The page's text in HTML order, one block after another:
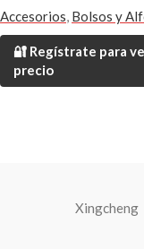
Accesorios, Bolsos y
🔐 Regístrate para
precio
Xingcheng